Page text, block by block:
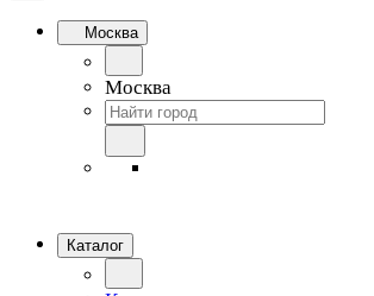
Москва
Москва
Каталог